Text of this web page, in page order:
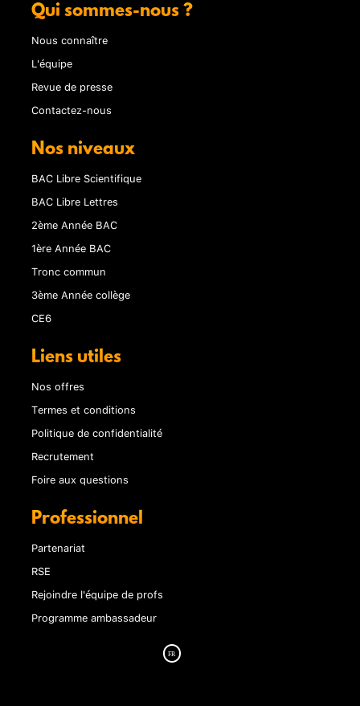
Qui sommes-nous ?
Nous connaître
L'équipe
Revue de presse
Contactez-nous
Nos niveaux
BAC Libre Scientifique
BAC Libre Lettres
2ème Année BAC
1ère Année BAC
Tronc commun
3ème Année collège
CE6
Liens utiles
Nos offres
Termes et conditions
Politique de confidentialité
Recrutement
Foire aux questions
Professionnel
Partenariat
RSE
Rejoindre l'équipe de profs
Programme ambassadeur